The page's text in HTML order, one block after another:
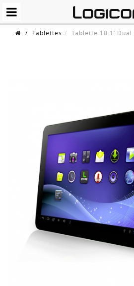
/ Tablettes Tablette 10.1’ Dual